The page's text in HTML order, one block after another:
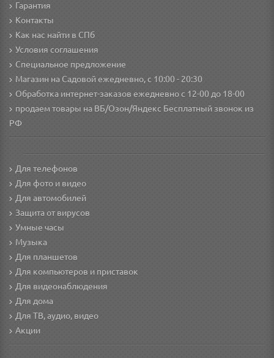
Гарантия
Контакты
Как нас найти в СПб
Условия соглашения
Специальное предложение
Магазин на Садовой ежедневно, с 10:00 - 20:30
Обработка интернет-заказов ежедневно с 12-00 до 18-00
продаем товары на ВБ/Озон/Яндекс Бесплатный звонок из
РФ
Для телефонов
Для фото и видео
Для автомобилей
Защита от вирусов
Умные часы
Музыка
Для планшетов
Для компьютеров и приставок
Для видеонаблюдения
Для дома
Для ТВ, аудио, видео
Акции